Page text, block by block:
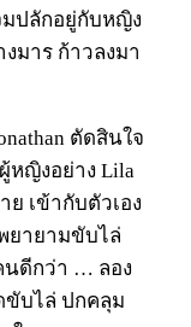
มปลักอยู่กับหญิง
มาร ก้าวลงมา
ตัดสินใจ
หญิงอย่าง Lila
เข้ากับตัวเอง
ยายามขับไล่
นดีกว่า … ลอง
ขับไล่ ปกคลุม